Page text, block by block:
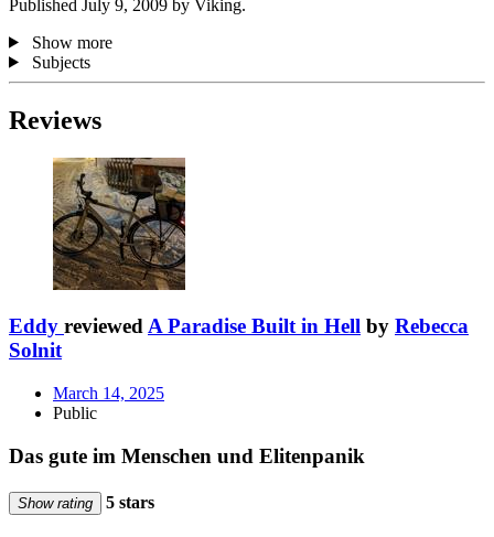
Published July 9, 2009 by Viking.
Show more
Subjects
Reviews
Eddy reviewedA Paradise Built in Hell by Rebecca
Solnit
March 14, 2025
Public
Das gute im Menschen und Elitenpanik
Show rating 5 stars